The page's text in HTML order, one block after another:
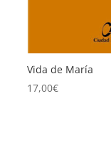
Vida de María
17,00€